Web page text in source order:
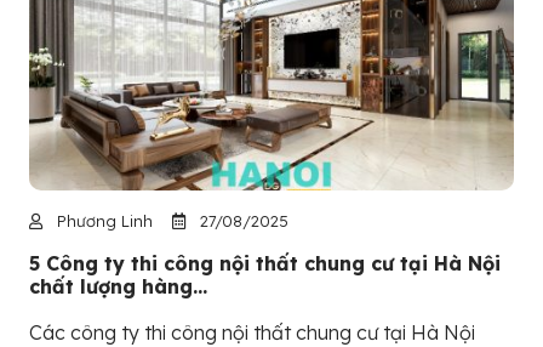
Phương Linh 27/08/2025
5 Công ty thi công nội thất chung cư tại Hà Nội
chất lượng hàng...
Các công ty thi công nội thất chung cư tại Hà Nội